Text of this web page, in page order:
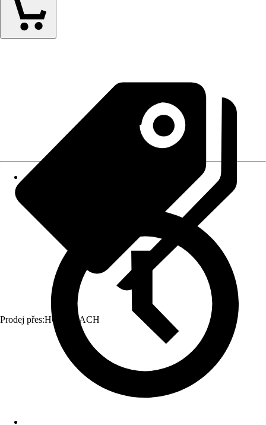
Prodej přes:HORNBACH